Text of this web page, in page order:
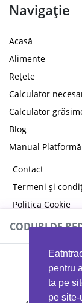
pentru
ta pe
pe
Navigație
Acasă
Alimente
Rețete
Calculator
Calculator
Blog
Manual
Contact
Termeni și
Politica Cookie
Politica de
CODURI DE